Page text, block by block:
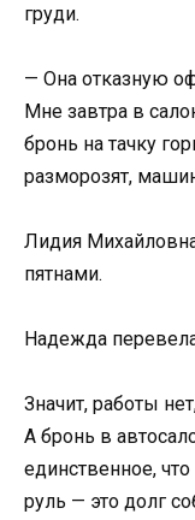
груди.
— Она отказную
Мне завтра в
бронь на тачку
разморозят,
Лидия
пятнами.
Надежда
Значит, работы
А бронь в
единственное,
руль — это долг